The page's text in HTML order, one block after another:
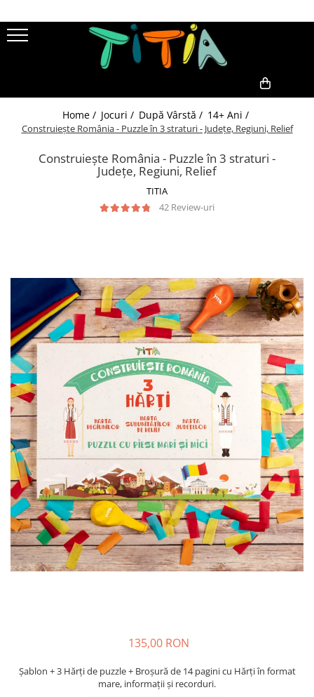
Adulți
Tipul Cărții
Benzi Desenate
Jocuri de Geografie
Cărți de Joc
Pentru Școală
7 Ani
9 Ani
10 Ani
11 - 14 Ani
14+ Ani
Colecția Păcălici
TOATE JOCURILE
Home / Jocuri / După Vârstă / 14+ Ani /
Construiește România - Puzzle în 3 straturi - Județe, Regiuni, Relief
Construiește România - Puzzle în 3 straturi -
Județe, Regiuni, Relief
TITIA
42 Review-uri
135,00 RON
Șablon + 3 Hărți de puzzle + Broșură de 14 pagini cu Hărți în format
mare, informații și recorduri.